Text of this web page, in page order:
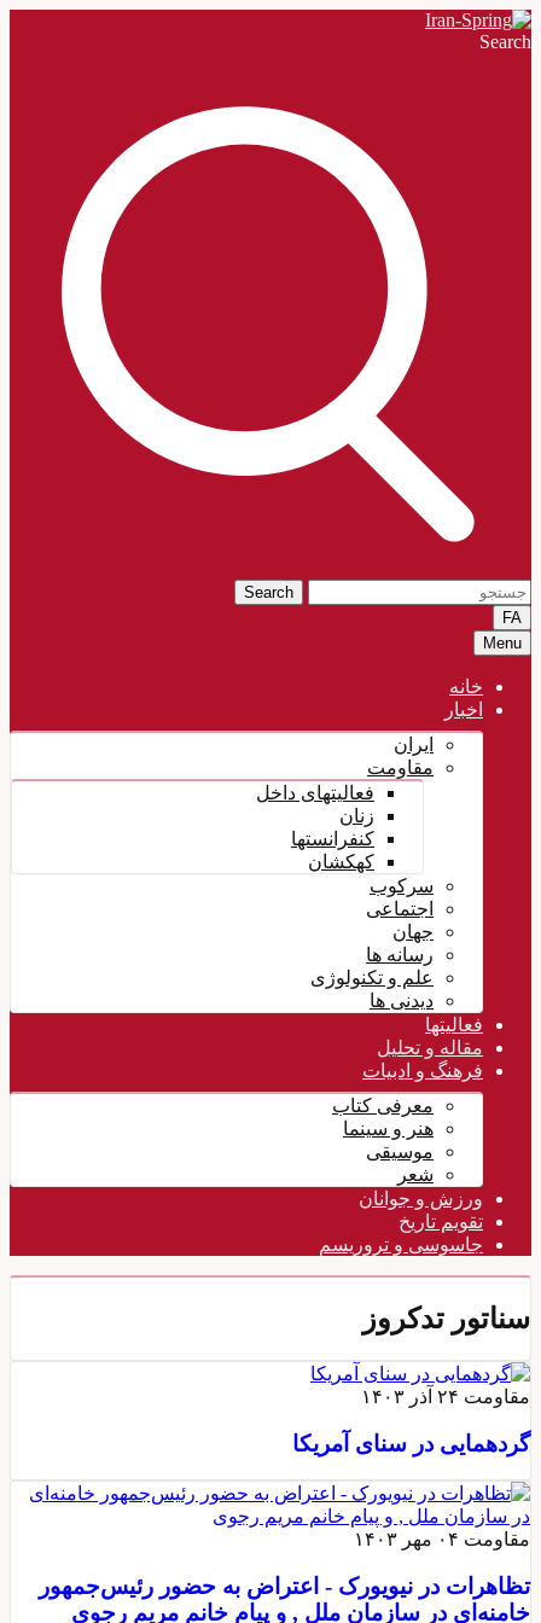
Search
Search
FA
Menu
خانه
اخبار
ایران
مقاومت
فعالیتهای داخل
زنان
کنفرانستها
کهکشان
سرکوب
اجتماعی
جهان
رسانه ها
علم و تکنولوژی
دیدنی ها
فعالیتها
مقاله و تحلیل
فرهنگ و ادبیات
معرفی کتاب
هنر و سینما
موسیقی
شعر
ورزش و جوانان
تقویم تاريخ
جاسوسی و تروریسم
سناتور تدکروز
مقاومت ۲۴ آذر ۱۴۰۳
گردهمایی در سنای آمریکا
مقاومت ۰۴ مهر ۱۴۰۳
تظاهرات در نیویورک - اعتراض به حضور رئیس‌جمهور
خامنه‌ای در سازمان ملل , و پیام خانم مریم رجوی